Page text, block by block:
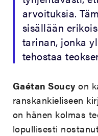
arvoituksia.
sisällään
tarinan, jonka
tehostaa
Gaétan Soucy on
ranskankieliseen
on hänen kolmas
lopullisesti